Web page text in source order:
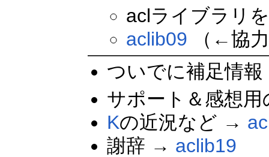
aclライブラリ
aclib09 （←協
ついでに補足情報
サポート＆感想
Kの近況など →
謝辞 → aclib19